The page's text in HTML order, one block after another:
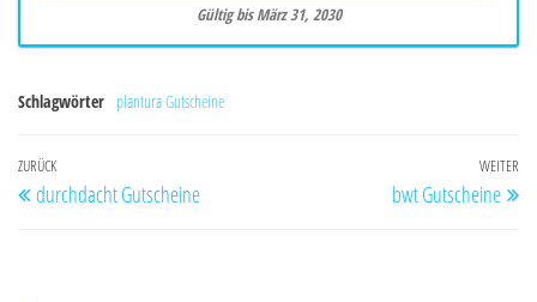
Gültig bis März 31, 2030
Schlagwörter plantura Gutscheine
Beitragsnavigation
Vorheriger
Beitrag
ZURÜCK
durchdacht Gutscheine
WEITER
bwt Gutscheine